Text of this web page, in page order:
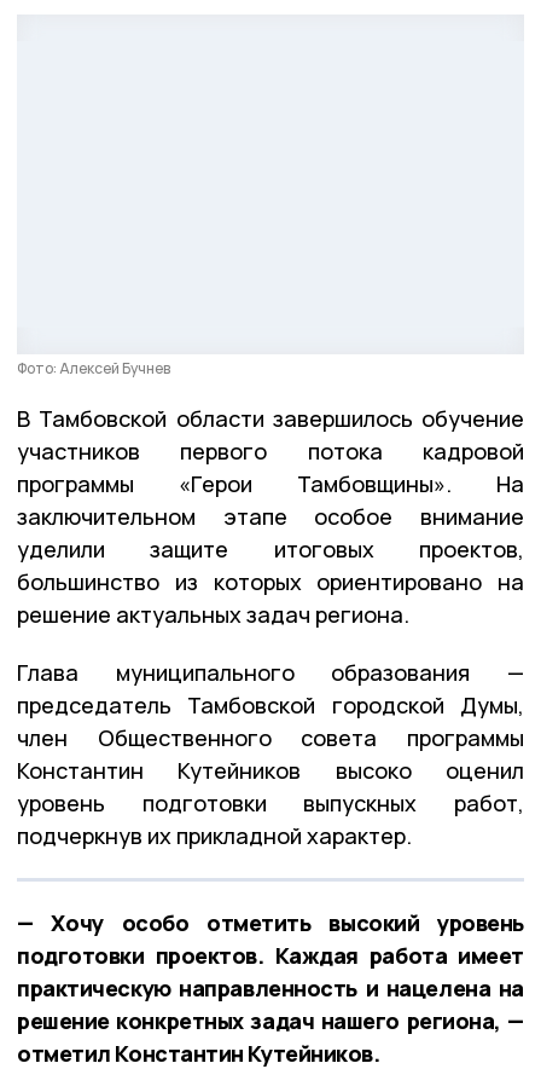
Фото: Алексей Бучнев
В Тамбовской области завершилось обучение
участников первого потока кадровой
программы «Герои Тамбовщины». На
заключительном этапе особое внимание
уделили защите итоговых проектов,
большинство из которых ориентировано на
решение актуальных задач региона.
Глава муниципального образования —
председатель Тамбовской городской Думы,
член Общественного совета программы
Константин Кутейников высоко оценил
уровень подготовки выпускных работ,
подчеркнув их прикладной характер.
— Хочу особо отметить высокий уровень
подготовки проектов. Каждая работа имеет
практическую направленность и нацелена на
решение конкретных задач нашего региона, —
отметил Константин Кутейников.